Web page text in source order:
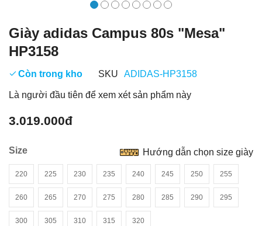
Giày adidas Campus 80s "Mesa"
HP3158
Còn trong kho SKU ADIDAS-HP3158
Là người đầu tiên để xem xét sản phẩm này
3.019.000đ
Size
220 225 230 235 240 245 250 255
260 265 270 275 280 285 290 295
300 305 310 315 320
Hướng dẫn chọn size giày